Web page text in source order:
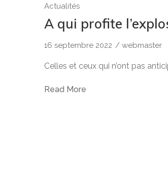
Actualités
A qui profite
16 septembre 2022 / webmaster
Celles et ceux qui n’ont pas
Read More